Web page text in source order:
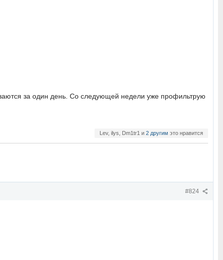
за один день. Со следующей недели уже профильтрую
Lev, ilys, Dm1tr1 и 2 другим это нравится
#824